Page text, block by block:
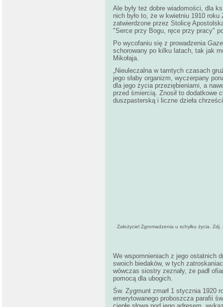
Ale były też dobre wiadomości, dla
nich było to, że w kwietniu 1910
zatwierdzone przez Stolicę
"Serce przy Bogu, ręce przy pracy"
Po wycofaniu się z prowadzenia
schorowany po kilku latach, tak jak
Mikołaja.
„Nieuleczalna w tamtych czasach
jego słaby organizm, wyczerpany
dla jego życia przeziębieniami, a
przed śmiercią. Znosił to dodatkowe
duszpasterską i liczne dzieła
Założyciel Zgromadzenia u schyłku życia.
We wspomnieniach z jego ostatnich
swoich biedaków, w tych
wówczas siostry zeznały, że padł
pomocą dla ubogich.
Św. Zygmunt zmarł 1 stycznia 1920
emerytowanego proboszcza parafii